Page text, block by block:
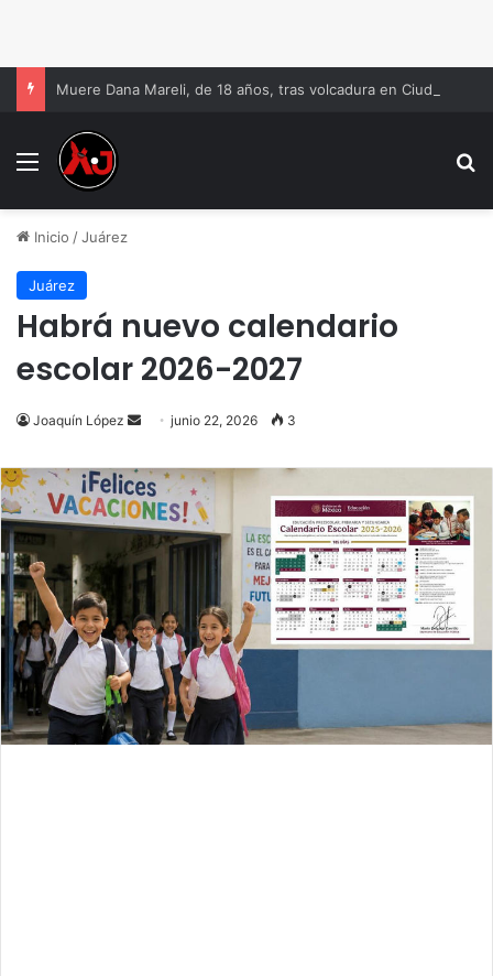
Menu
Inicio /Juárez
Juárez
Habrá nuevo calendario
escolar 2026-2027
Joaquín López
Send
email
junio 22, 2026 3